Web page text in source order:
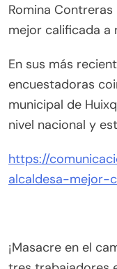
Romina
mejor calificada a
En sus más
encuestadoras
municipal de
nivel nacional y
https://
alcaldesa-mejor-
¡Masacre en el